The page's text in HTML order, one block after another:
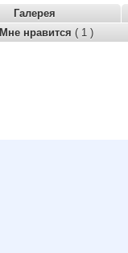
Галерея
Мне нравится ( 1 )